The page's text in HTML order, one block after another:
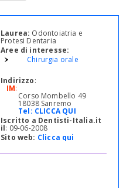
Laurea: Odontoiatria e
Protesi Dentaria
Aree di interesse:
Chirurgia orale
Indirizzo:
IM:
Corso Mombello 49
18038 Sanremo
Tel: CLICCA QUI
Iscritto a Dentisti-Italia.it
il: 09-06-2008
Sito web: Clicca qui